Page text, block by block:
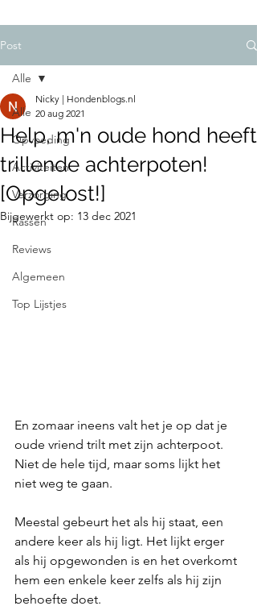
Post
Alle
Opvoeding
Activiteiten
Verzorging
Rassen
Reviews
Algemeen
Top Lijstjes
Alle
Help, m'n oude hond heeft
trillende achterpoten!
[Opgelost!]
Nicky | Hondenblogs.nl
20 aug 2021
Bijgewerkt op: 13 dec 2021
En zomaar ineens valt het je op dat je
oude vriend trilt met zijn achterpoot.
Niet de hele tijd, maar soms lijkt het
niet weg te gaan.
Meestal gebeurt het als hij staat, een
andere keer als hij ligt. Het lijkt erger
als hij opgewonden is en het overkomt
hem een enkele keer zelfs als hij zijn
behoefte doet.